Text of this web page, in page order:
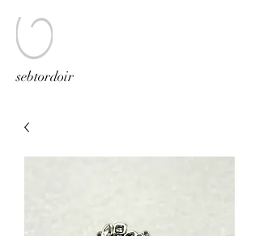
sebtordoir